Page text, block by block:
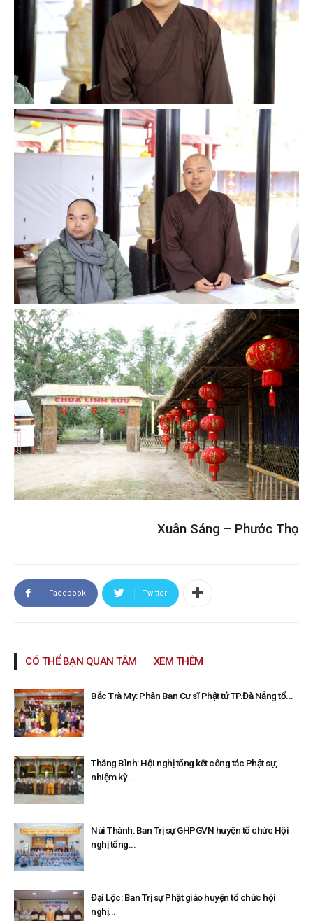
Xuân Sáng – Phước Thọ
Facebook Twitter
CÓ THỂ BẠN QUAN TÂM XEM THÊM
Bắc Trà My: Phân Ban Cư sĩ Phật tử TP.Đà Nẵng tổ...
Thăng Bình: Hội nghị tổng kết công tác Phật sự,
nhiệm kỳ...
Núi Thành: Ban Trị sự GHPGVN huyện tổ chức Hội
nghị tổng...
Đại Lộc: Ban Trị sự Phật giáo huyện tổ chức hội
nghị...